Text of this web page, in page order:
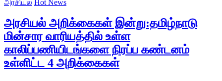
அரசியல் Hot News
அரசியல் அறிக்கைகள் இன்று:தமிழ்நாடு
மின்சார வாரியத்தில் உள்ள
காலிப்பணியிடங்களை நிரப்ப கண்டனம்
உள்ளிட்ட 4 அறிக்கைகள்